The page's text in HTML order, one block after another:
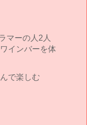
マーの人2人
インバーを体
で楽しむ